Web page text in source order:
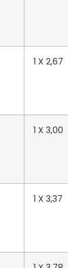
1 X 2,67
1 X 3,00
1 X 3,37